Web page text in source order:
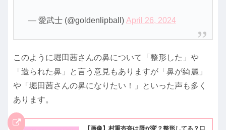
— 愛武士 (@goldenlipball) April 26, 2024
このように堀田茜さんの鼻について「整形した」や
「造られた鼻」と言う意見もありますが「鼻が綺麗」
や「堀田茜さんの鼻になりたい！」といった声も多く
あります。